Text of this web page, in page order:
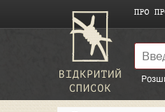
ПРО